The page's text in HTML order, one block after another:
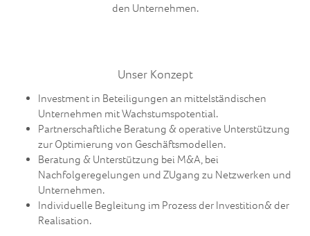
den Unternehmen.
Unser Konzept
Investment in Beteiligungen an mittelständischen
Unternehmen mit Wachstumspotential.
Partnerschaftliche Beratung & operative Unterstützung
zur Optimierung von Geschäftsmodellen.
Beratung & Unterstützung bei M&A, bei
Nachfolgeregelungen und ZUgang zu Netzwerken und
Unternehmen.
Individuelle Begleitung im Prozess der Investition& der
Realisation.